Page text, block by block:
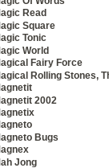
Read
Square
Tonic
World
Fairy Force
Rolling Stones,
2002
Bugs
Jong